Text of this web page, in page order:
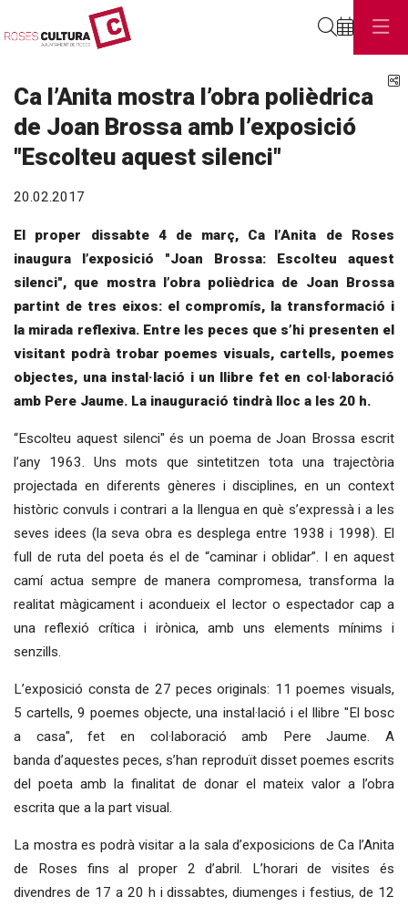
Ca l’Anita mostra l’obra polièdrica
de Joan Brossa amb l’exposició
"Escolteu aquest silenci"
20.02.2017
El proper dissabte 4 de març, Ca l’Anita de Roses
inaugura l’exposició "Joan Brossa: Escolteu aquest
silenci", que mostra l’obra polièdrica de Joan Brossa
partint de tres eixos: el compromís, la transformació i
la mirada reflexiva. Entre les peces que s’hi presenten el
visitant podrà trobar poemes visuals, cartells, poemes
objectes, una instal·lació i un llibre fet en col·laboració
amb Pere Jaume. La inauguració tindrà lloc a les 20 h.
“Escolteu aquest silenci" és un poema de Joan Brossa escrit
l’any 1963. Uns mots que sintetitzen tota una trajectòria
projectada en diferents gèneres i disciplines, en un context
històric convuls i contrari a la llengua en què s’expressà i a les
seves idees (la seva obra es desplega entre 1938 i 1998). El
full de ruta del poeta és el de “caminar i oblidar”. I en aquest
camí actua sempre de manera compromesa, transforma la
realitat màgicament i acondueix el lector o espectador cap a
una reflexió crítica i irònica, amb uns elements mínims i
senzills.
L’exposició consta de 27 peces originals: 11 poemes visuals,
5 cartells, 9 poemes objecte, una instal·lació i el llibre "El bosc
a casa", fet en col·laboració amb Pere Jaume. A
banda d’aquestes peces, s’han reproduït disset poemes escrits
del poeta amb la finalitat de donar el mateix valor a l’obra
escrita que a la part visual.
La mostra es podrà visitar a la sala d’exposicions de Ca l’Anita
de Roses fins al proper 2 d’abril. L’horari de visites és
divendres de 17 a 20 h i dissabtes, diumenges i festius, de 12